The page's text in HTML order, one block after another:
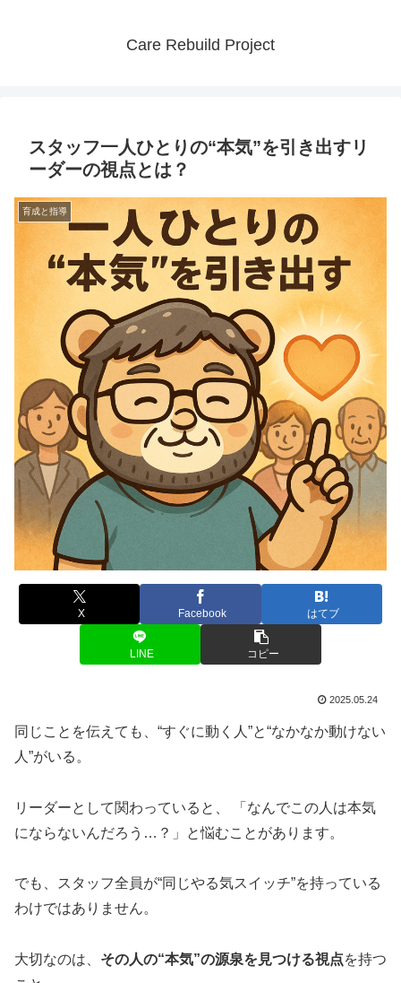
Care Rebuild Project
スタッフ一人ひとりの“本気”を引き出すリ
ーダーの視点とは？
育成と指導
X Facebook はてブ
LINE コピー
2025.05.24
同じことを伝えても、“すぐに動く人”と“なかなか動けない
人”がいる。
リーダーとして関わっていると、 「なんでこの人は本気
にならないんだろう…？」と悩むことがあります。
でも、スタッフ全員が“同じやる気スイッチ”を持っている
わけではありません。
大切なのは、 その人の“本気”の源泉を見つける視点を持つ